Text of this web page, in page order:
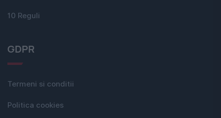
10 Reguli
GDPR
Termeni si conditii
Politica cookies